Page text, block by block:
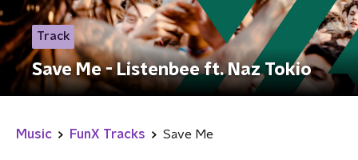
Track
Save Me - Listenbee ft. Naz Tokio
Music FunX Tracks Save Me